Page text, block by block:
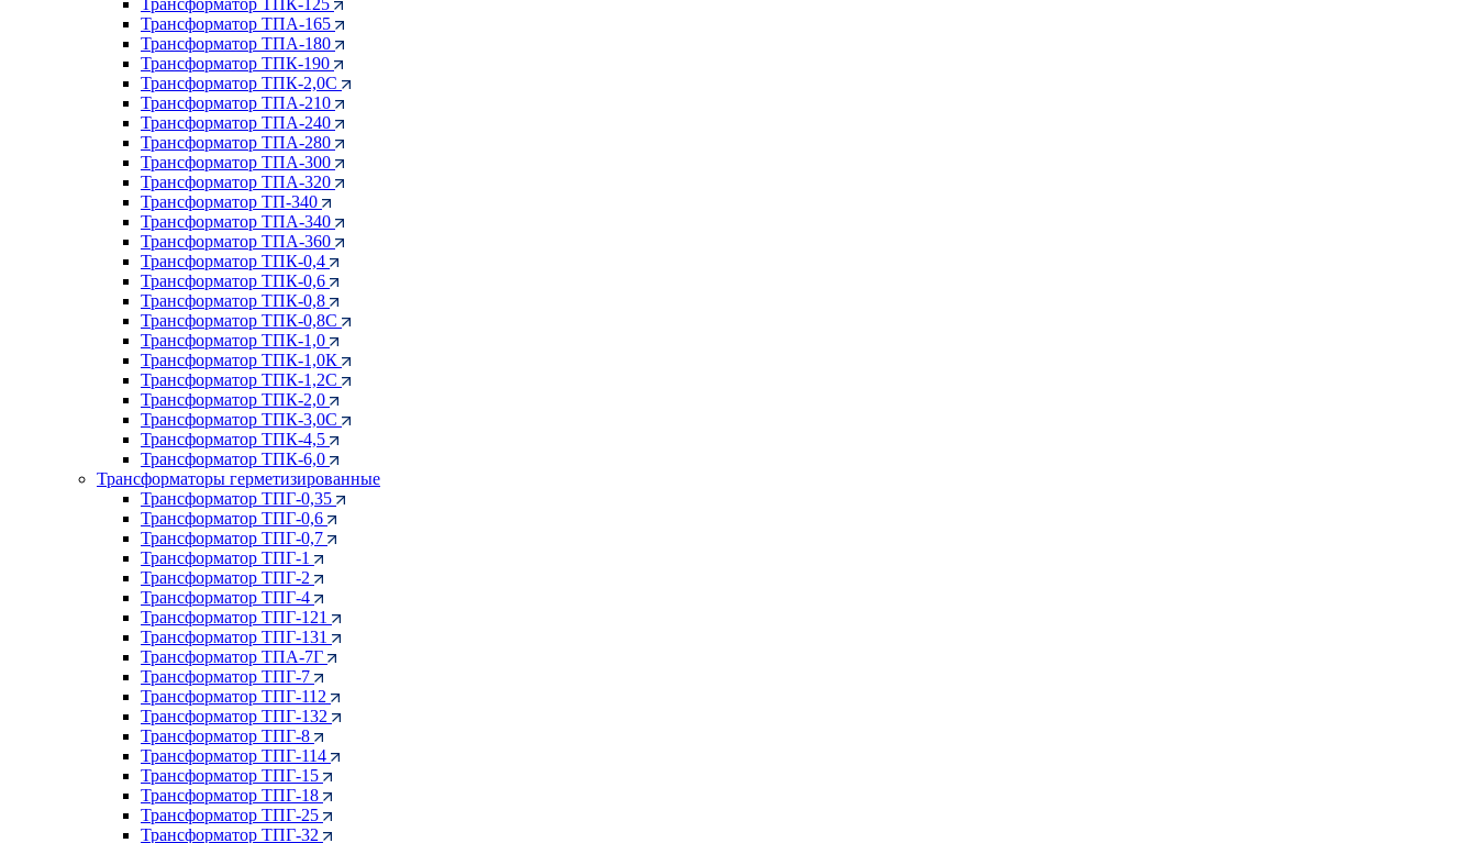
Трансформатор ТПК-125
Трансформатор ТПА-165
Трансформатор ТПА-180
Трансформатор ТПК-190
Трансформатор ТПК-2,0С
Трансформатор ТПА-210
Трансформатор ТПА-240
Трансформатор ТПА-280
Трансформатор ТПА-300
Трансформатор ТПА-320
Трансформатор ТП-340
Трансформатор ТПА-340
Трансформатор ТПА-360
Трансформатор ТПК-0,4
Трансформатор ТПК-0,6
Трансформатор ТПК-0,8
Трансформатор ТПК-0,8С
Трансформатор ТПК-1,0
Трансформатор ТПК-1,0К
Трансформатор ТПК-1,2С
Трансформатор ТПК-2,0
Трансформатор ТПК-3,0С
Трансформатор ТПК-4,5
Трансформатор ТПК-6,0
Трансформаторы герметизированные
Трансформатор ТПГ-0,35
Трансформатор ТПГ-0,6
Трансформатор ТПГ-0,7
Трансформатор ТПГ-1
Трансформатор ТПГ-2
Трансформатор ТПГ-4
Трансформатор ТПГ-121
Трансформатор ТПГ-131
Трансформатор ТПА-7Г
Трансформатор ТПГ-7
Трансформатор ТПГ-112
Трансформатор ТПГ-132
Трансформатор ТПГ-8
Трансформатор ТПГ-114
Трансформатор ТПГ-15
Трансформатор ТПГ-18
Трансформатор ТПГ-25
Трансформатор ТПГ-32